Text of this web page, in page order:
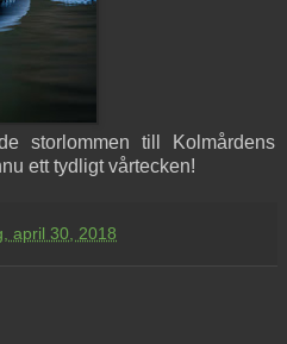
storlommen till Kolmårdens
ett tydligt vårtecken!
april 30, 2018